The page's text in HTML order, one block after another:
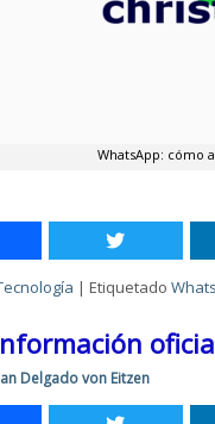
WhatsApp: cómo
|Etiquetado
Delgado von Eitzen